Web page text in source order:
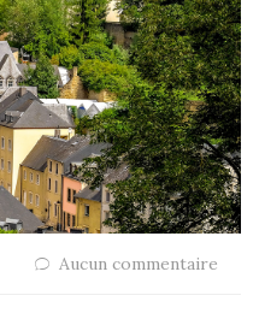
Aucun commentaire